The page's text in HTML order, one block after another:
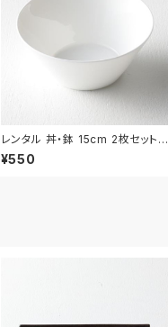
レンタル 丼・鉢 15cm 2枚セット｜
DON052
¥550